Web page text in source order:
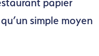
simple moyen